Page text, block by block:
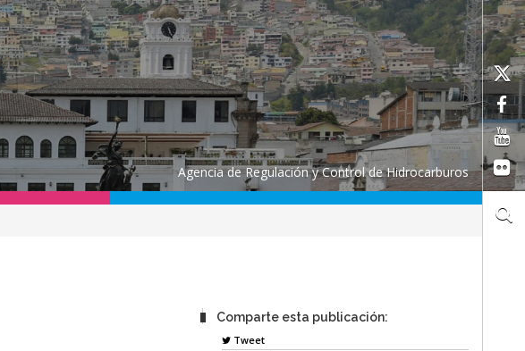
Agencia de Regulación y Control de Hidrocarburos
Comparte esta publicación:
Tweet